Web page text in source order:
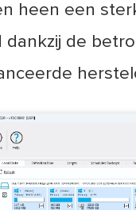
heen een
dankzij de